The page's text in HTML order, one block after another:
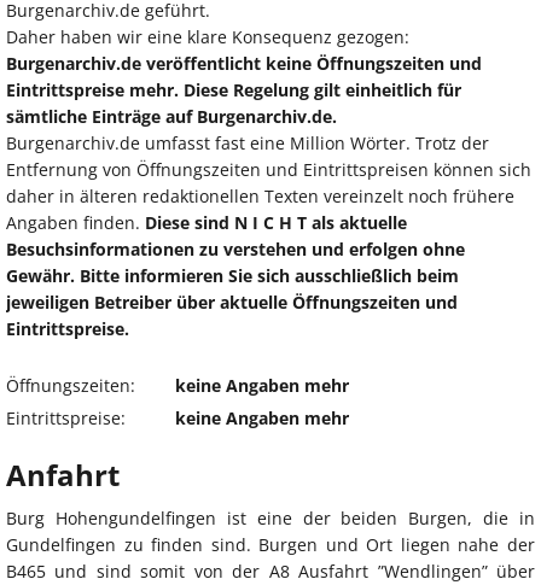
Burgenarchiv.de geführt.
Daher haben wir eine klare Konsequenz gezogen:
Burgenarchiv.de veröffentlicht keine Öffnungszeiten und
Eintrittspreise mehr. Diese Regelung gilt einheitlich für
sämtliche Einträge auf Burgenarchiv.de.
Burgenarchiv.de umfasst fast eine Million Wörter. Trotz der
Entfernung von Öffnungszeiten und Eintrittspreisen können sich
daher in älteren redaktionellen Texten vereinzelt noch frühere
Angaben finden. Diese sind N I C H T als aktuelle
Besuchsinformationen zu verstehen und erfolgen ohne
Gewähr. Bitte informieren Sie sich ausschließlich beim
jeweiligen Betreiber über aktuelle Öffnungszeiten und
Eintrittspreise.
Öffnungszeiten:
keine Angaben mehr
Eintrittspreise:
keine Angaben mehr
Anfahrt
Burg Hohengundelfingen ist eine der beiden Burgen, die in
Gundelfingen zu finden sind. Burgen und Ort liegen nahe der
B465 und sind somit von der A8 Ausfahrt ”Wendlingen” über